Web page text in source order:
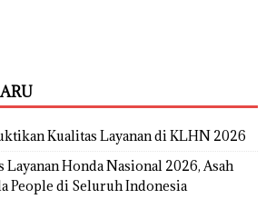
Kualitas Layanan di KLHN 2026
Layanan Honda Nasional 2026, Asah
People di Seluruh Indonesia